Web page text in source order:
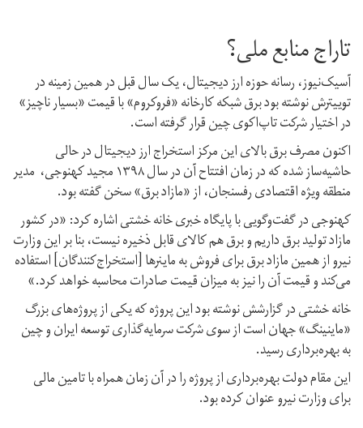
تاراج منابع ملی؟
آسیک‌نیوز، رسانه حوزه ارز دیجیتال، یک سال قبل در همین زمینه در
توییترش نوشته بود برق شبکه کارخانه «فروکروم» با قیمت «بسیار ناچیز»
در اختیار شرکت تاپ‌اکوی چین قرار گرفته است.
اکنون مصرف برق بالای این مرکز استخراج ارز دیجیتال در حالی
حاشیه‌ساز شده که در زمان افتتاح آن در سال ۱۳۹۸ مجید کهنوجی، مدیر
منطقه ویژه اقتصادی رفسنجان،‌ از «مازاد برق» سخن گفته بود.
کهنوجی در گفت‌وگویی با پایگاه خبری خانه خشتی اشاره کرد: «در کشور
مازاد تولید برق داریم و برق هم کالای قابل ذخیره نیست،‌ بنا بر این وزارت
نیرو از همین مازاد برق برای فروش به ماینرها [استخراج‌کنندگان] استفاده
می‌کند و قیمت آن را نیز به میزان قیمت صادرات محاسبه خواهد کرد.»
خانه خشتی در گزارشش نوشته بود این پروژه که یکی از پروژه‌های بزرگ
«ماینینگ» جهان است از سوی شرکت سرمایه‌گذاری توسعه ایران و چین
به بهره‌برداری رسید.
این مقام دولت بهره‌برداری از پروژه را در آن زمان همراه با تامین مالی
برای وزارت نیرو عنوان کرده بود.